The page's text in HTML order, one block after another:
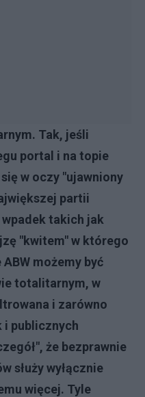
Tak, jeśli
portal i na topie
w oczy "ujawniony
partii
takich jak
"kwitem" w którego
możemy być
totalitarnym, w
i zarówno
i publicznych
że bezprawnie
służy wyłącznie
więcej. Tyle